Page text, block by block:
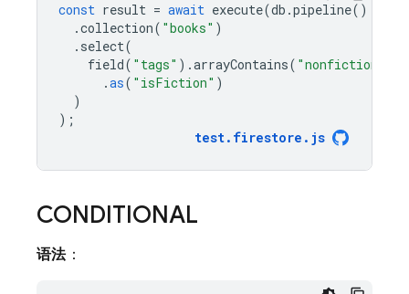
const result = await execute(db .pipeline()
.collection( "books" )
. select(
field( "tags" ).arrayContains( "nonfiction"
.as( "isFiction" )
)
);
test. firestore . js
CONDITIONAL
语法：